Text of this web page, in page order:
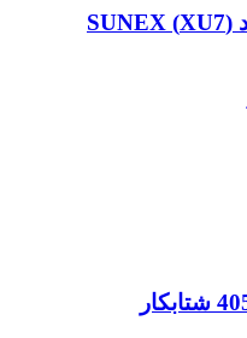
شاتون پژو 405-پژو پارس-سمند (XU7) SUNEX